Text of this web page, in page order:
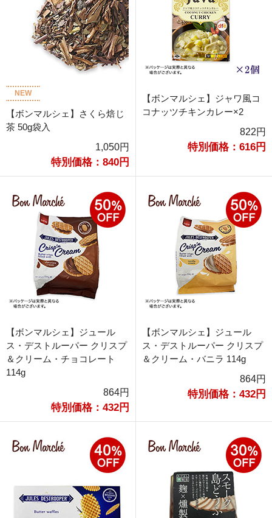
NEW
【ボンマルシェ】さくら焙じ
茶 50g袋入
1,050円
特別価格：840円
【ボンマルシェ】ジャワ風コ
コナッツチキンカレー×2
822円
特別価格：616円
【ボンマルシェ】ジュール
ス・デストルーパー クリスプ
＆クリーム・チョコレート
114g
864円
特別価格：432円
【ボンマルシェ】ジュール
ス・デストルーパー クリスプ
＆クリーム・バニラ 114g
864円
特別価格：432円